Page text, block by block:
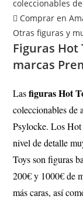
Comprar en
Otras figuras y
Figuras Hot
marcas
Lasfiguras Hot
coleccionables de
Psylocke. Los
nivel de detalle
Toys son figuras
200€ y 1000€ de
más caras, así